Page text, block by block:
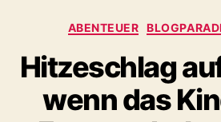
ABENTEUER
Hitzeschlag
wenn das